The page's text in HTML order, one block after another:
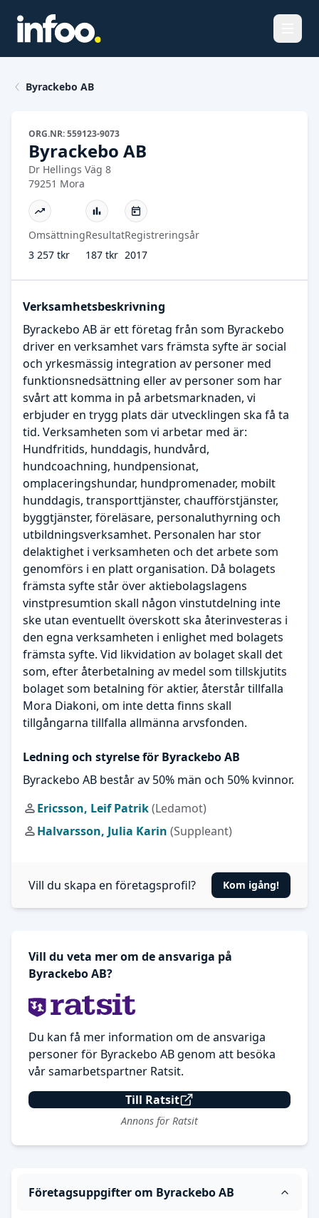
Byrackebo AB
ORG.NR: 559123-9073
Byrackebo AB
Dr Hellings Väg 8
79251 Mora
Omsättning
3 257 tkr
Resultat
187 tkr
Registreringsår
2017
Verksamhetsbeskrivning
Byrackebo AB är ett företag från som Byrackebo
driver en verksamhet vars främsta syfte är social
och yrkesmässig integration av personer med
funktionsnedsättning eller av personer som har
svårt att komma in på arbetsmarknaden, vi
erbjuder en trygg plats där utvecklingen ska få ta
tid. Verksamheten som vi arbetar med är:
Hundfritids, hunddagis, hundvård,
hundcoachning, hundpensionat,
omplaceringshundar, hundpromenader, mobilt
hunddagis, transporttjänster, chaufförstjänster,
byggtjänster, föreläsare, personaluthyrning och
utbildningsverksamhet. Personalen har stor
delaktighet i verksamheten och det arbete som
genomförs i en platt organisation. Då bolagets
främsta syfte står över aktiebolagslagens
vinstpresumtion skall någon vinstutdelning inte
ske utan eventuellt överskott ska återinvesteras i
den egna verksamheten i enlighet med bolagets
främsta syfte. Vid likvidation av bolaget skall det
som, efter återbetalning av medel som tillskjutits
bolaget som betalning för aktier, återstår tillfalla
Mora Diakoni, om inte detta finns skall
tillgångarna tillfalla allmänna arvsfonden.
Ledning och styrelse för Byrackebo AB
Byrackebo AB består av 50% män och 50% kvinnor.
Ericsson, Leif Patrik(Ledamot)
Halvarsson, Julia Karin (Suppleant)
Vill du skapa en företagsprofil? Kom igång!
Vill du veta mer om de ansvariga på
Byrackebo AB?
Du kan få mer information om de ansvariga
personer för Byrackebo AB genom att besöka
vår samarbetspartner Ratsit.
Till Ratsit
Annons för Ratsit
Företagsuppgifter om Byrackebo AB